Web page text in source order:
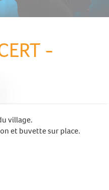
-
village.
et buvette sur place.